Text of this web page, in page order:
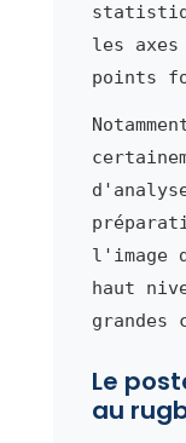
les
points
l'image
haut
grandes
Le
au